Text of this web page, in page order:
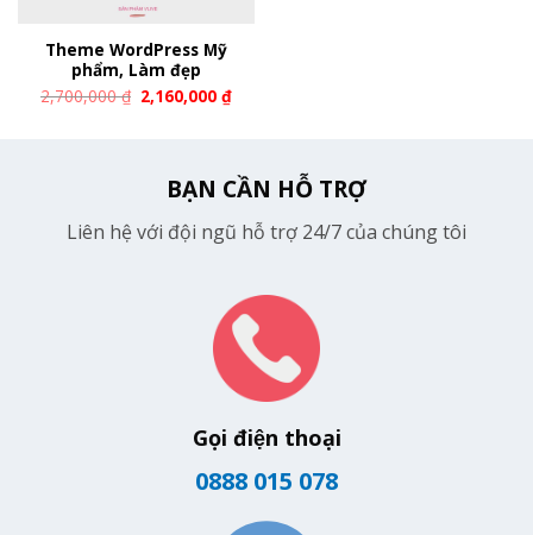
Theme WordPress Mỹ
phẩm, Làm đẹp
2,700,000₫ 2,160,000₫
BẠN CẦN HỖ TRỢ
Liên hệ với đội ngũ hỗ trợ 24/7 của chúng tôi
Gọi điện thoại
0888 015 078